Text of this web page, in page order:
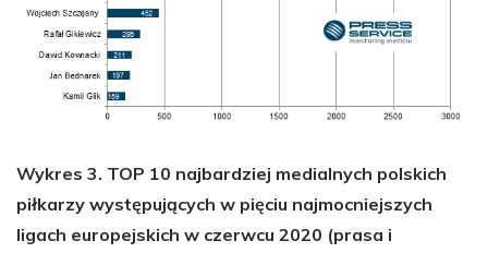
Wykres 3. TOP 10 najbardziej medialnych polskich
piłkarzy występujących w pięciu najmocniejszych
ligach europejskich w czerwcu 2020 (prasa i